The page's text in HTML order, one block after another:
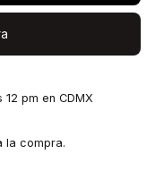
pm en CDMX
la compra.